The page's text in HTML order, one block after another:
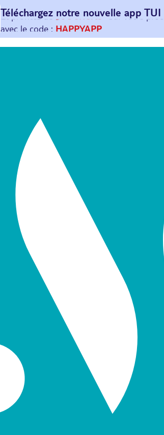
Téléchargez notre nouvelle app TUI
Et profitez de 30€ offerts*sur votre
avec le code : HAPPYAPP